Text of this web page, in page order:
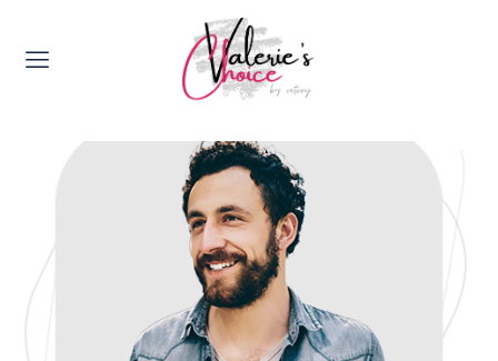
Valerie's Topics
Travel & Culture
Food & Drinks
Happyness & Opmerkelijk
Lifestyle, Sport & Duurzaamheid
Gadgets & Tech
Top 5 van Valerie
Health & Beauty